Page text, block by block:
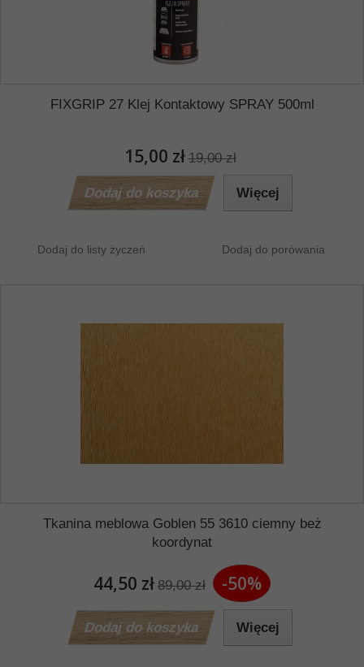
FIXGRIP 27 Klej Kontaktowy SPRAY 500ml
15,00 zł 19,00 zł
Dodaj do koszyka Więcej
Dodaj do listy życzeń Dodaj do porówania
Tkanina meblowa Goblen 55 3610 ciemny beż
koordynat
44,50 zł 89,00 zł -50%
Dodaj do koszyka Więcej